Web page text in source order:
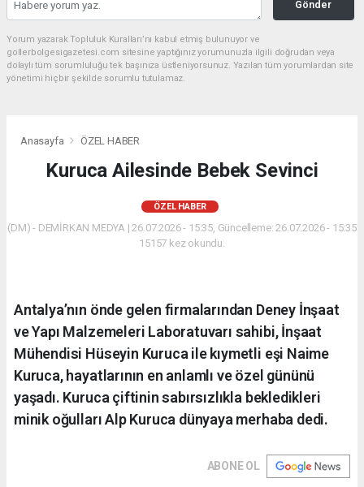
Gönder
Yorum yazarak Topluluk Kuralları’nı kabul etmiş bulunuyor ve
gollerbolgesigazetesi.com sitesine yaptığınız yorumunuzla ilgili doğrudan veya
dolaylı tüm sorumluluğu tek başınıza üstleniyorsunuz. Yazılan tüm yorumlardan site
yönetimi hiçbir şekilde sorumlu tutulamaz.
Anasayfa ÖZEL HABER
Kuruca Ailesinde Bebek Sevinci
ÖZEL HABER
(DM) - DEMİRKAN MEDYA | 26.07.2026 - 15:35, Güncelleme: 26.07.2026 - 15:35
15157 kez okundu.
Antalya’nın önde gelen firmalarından Deney İnşaat
ve Yapı Malzemeleri Laboratuvarı sahibi, İnşaat
Mühendisi Hüseyin Kuruca ile kıymetli eşi Naime
Kuruca, hayatlarının en anlamlı ve özel gününü
yaşadı. Kuruca çiftinin sabırsızlıkla bekledikleri
minik oğulları Alp Kuruca dünyaya merhaba dedi.
ABONE OL